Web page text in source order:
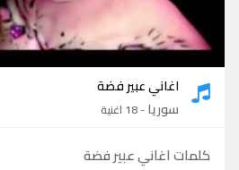
اغاني عبير فضة
سوريا- 18 اغنية
كلمات اغاني عبير فضة